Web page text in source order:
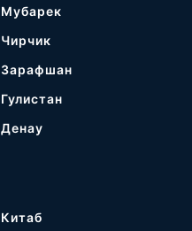
Мубарек
Чирчик
Зарафшан
Гулистан
Денау
Китаб